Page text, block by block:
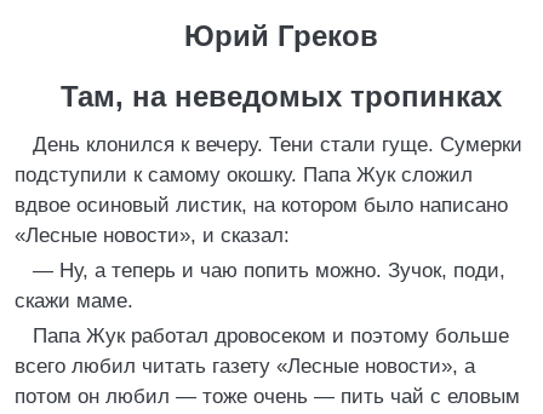
Юрий Греков
Там, на неведомых тропинках
День клонился к вечеру. Тени стали гуще. Сумерки
подступили к самому окошку. Папа Жук сложил
вдвое осиновый листик, на котором было написано
«Лесные новости», и сказал:
— Ну, а теперь и чаю попить можно. Зучок, поди,
скажи маме.
Папа Жук работал дровосеком и поэтому больше
всего любил читать газету «Лесные новости», а
потом он любил — тоже очень — пить чай с еловым